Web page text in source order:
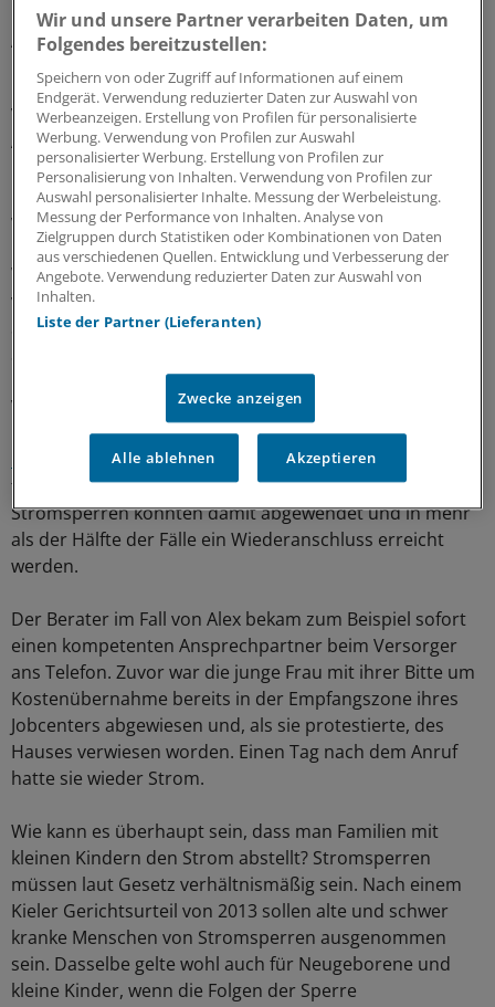
Alltagskompetenz fehlt
Hinzu kommen nach den Beobachtungen der
Verbraucherzentralen oft fehlende Sprachfähigkeit und
Alltagskompetenz: Die Stromkunden suchen viel zu spät
Hilfe und verstehen nicht, dass Miet- und
Energieschulden als erstes beglichen werden müssen,
weil sonst die Existenz in Gefahr gerät.
Was können die Verbraucherzentralen tun? Beraten und
vermitteln. Viele Betroffene bekommen Hartz IV. Bei
Stromsperren werden sie oft zwischen Versorger und
kostbare Zeit. Die Beratungsstellen der NRW-
Verbraucherzentrale helfen hier im Rahmen des
landesweiten Vorreiterprojektes"NRW bekämpft
Energiearmut", das von Stadtwerken und dem Land
finanziell getragen wird. Mehr als 80 Prozent der
Stromsperren konnten damit abgewendet und in mehr
als der Hälfte der Fälle ein Wiederanschluss erreicht
werden.
Der Berater im Fall von Alex bekam zum Beispiel sofort
einen kompetenten Ansprechpartner beim Versorger
ans Telefon. Zuvor war die junge Frau mit ihrer Bitte um
Kostenübernahme bereits in der Empfangszone ihres
Jobcenters abgewiesen und, als sie protestierte, des
Hauses verwiesen worden. Einen Tag nach dem Anruf
hatte sie wieder Strom.
Wie kann es überhaupt sein, dass man Familien mit
kleinen Kindern den Strom abstellt? Stromsperren
müssen laut Gesetz verhältnismäßig sein. Nach einem
Kieler Gerichtsurteil von 2013 sollen alte und schwer
kranke Menschen von Stromsperren ausgenommen
sein. Dasselbe gelte wohl auch für Neugeborene und
kleine Kinder, wenn die Folgen der Sperre
Wir und unsere Partner verarbeiten Daten, um
Folgendes bereitzustellen:
Speichern von oder Zugriff auf Informationen auf einem
Endgerät. Verwendung reduzierter Daten zur Auswahl von
Werbeanzeigen. Erstellung von Profilen für personalisierte
Werbung. Verwendung von Profilen zur Auswahl
personalisierter Werbung. Erstellung von Profilen zur
Personalisierung von Inhalten. Verwendung von Profilen zur
Auswahl personalisierter Inhalte. Messung der Werbeleistung.
Messung der Performance von Inhalten. Analyse von
Zielgruppen durch Statistiken oder Kombinationen von Daten
aus verschiedenen Quellen. Entwicklung und Verbesserung der
Angebote. Verwendung reduzierter Daten zur Auswahl von
Inhalten.
Liste der Partner (Lieferanten)
Zwecke anzeigen
Alle ablehnen Akzeptieren